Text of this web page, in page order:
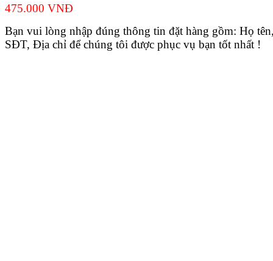
475.000 VNĐ
Bạn vui lòng nhập đúng thông tin đặt hàng gồm: Họ
SĐT, Địa chỉ để chúng tôi được phục vụ bạn tốt nhất !